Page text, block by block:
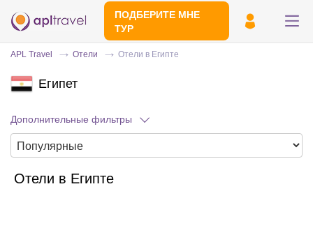
ПОДБЕРИТЕ МНЕ
ТУР
APL Travel Отели Отели в Египте
Египет
Дополнительные фильтры
Отели в Египте